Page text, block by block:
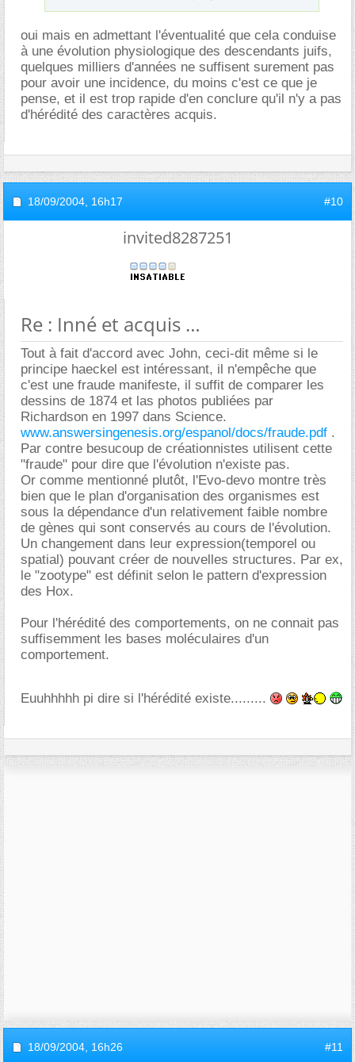
oui mais en admettant l'éventualité que cela conduise
à une évolution physiologique des descendants juifs,
quelques milliers d'années ne suffisent surement pas
pour avoir une incidence, du moins c'est ce que je
pense, et il est trop rapide d'en conclure qu'il n'y a pas
d'hérédité des caractères acquis.
18/09/2004, 16h17 #10
invited8287251
Re : Inné et acquis
Tout à fait d'accord avec John, ceci-dit même si le
principe haeckel est intéressant, il n'empêche que
c'est une fraude manifeste, il suffit de comparer les
dessins de 1874 et las photos publiées par
Richardson en 1997 dans Science.
www.answersingenesis.org/espanol/docs/fraude.pdf .
Par contre besucoup de créationnistes utilisent cette
"fraude" pour dire que l'évolution n'existe pas.
Or comme mentionné plutôt, l'Evo-devo montre très
bien que le plan d'organisation des organismes est
sous la dépendance d'un relativement faible nombre
de gènes qui sont conservés au cours de l'évolution.
Un changement dans leur expression(temporel ou
spatial) pouvant créer de nouvelles structures. Par ex,
le "zootype" est définit selon le pattern d'expression
des Hox.
Pour l'hérédité des comportements, on ne connait pas
suffisemment les bases moléculaires d'un
comportement.
Euuhhhhh pi dire si l'hérédité existe.........
18/09/2004, 16h26 #11